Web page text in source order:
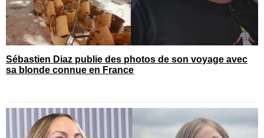
Sébastien Diaz publie des photos de son voyage avec
sa blonde connue en France